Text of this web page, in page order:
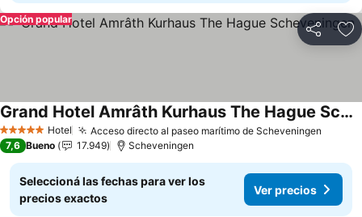
Compartir
Opción popular
5 Estrellas Hotel Acceso directo al paseo marítimo de Scheveningen
Grand Hotel Amrâth Kurhaus The Hague Scheveningen
7,6 Bueno 17.949 Scheveningen
Seleccioná las fechas para ver los
precios exactos
Ver precios